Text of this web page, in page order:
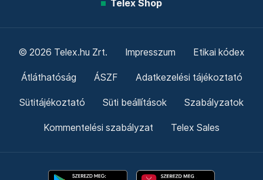
Telex Shop
© 2026 Telex.hu Zrt. Impresszum Etikai kódex
Átláthatóság ÁSZF Adatkezelési tájékoztató
Sütitájékoztató Süti beállítások Szabályzatok
Kommentelési szabályzat Telex Sales